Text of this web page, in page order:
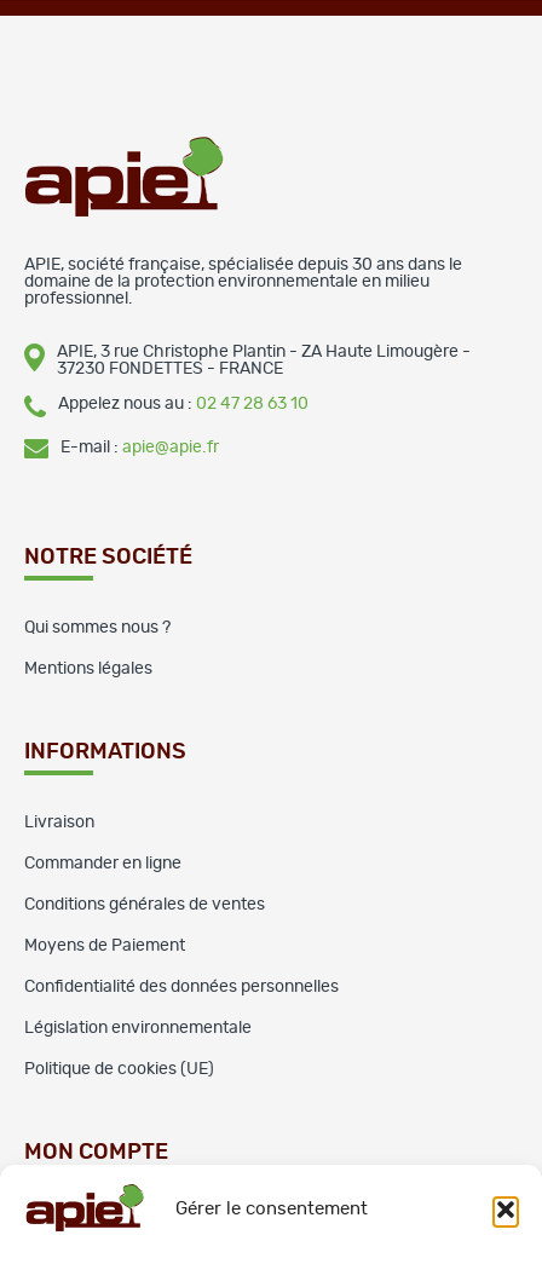
Gérer le consentement
APIE, société française, spécialisée depuis 30 ans dans le
domaine de la protection environnementale en milieu
professionnel.
APIE, 3 rue Christophe Plantin - ZA Haute Limougère -
37230 FONDETTES - FRANCE
Appelez nous au : 02 47 28 63 10
E-mail : apie@apie.fr
NOTRE SOCIÉTÉ
Qui sommes nous ?
Mentions légales
INFORMATIONS
Livraison
Commander en ligne
Conditions générales de ventes
Moyens de Paiement
Confidentialité des données personnelles
Législation environnementale
Politique de cookies (UE)
MON COMPTE
Commandes